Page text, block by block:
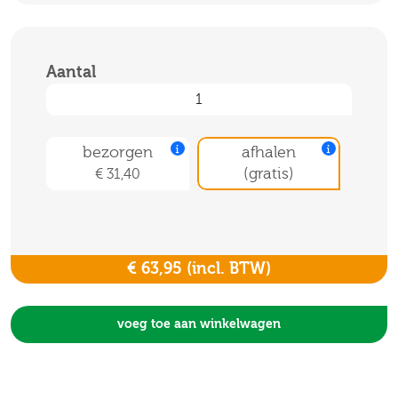
Aantal
bezorgen
€ 31,40
afhalen
(gratis)
€ 63,95 (incl. BTW)
voeg toe aan winkelwagen